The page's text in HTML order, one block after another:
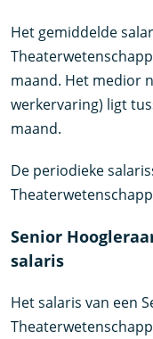
Het gemiddelde
maand. Het medior
werkervaring) ligt
maand.
De periodieke
Senior
salaris
Het salaris van een